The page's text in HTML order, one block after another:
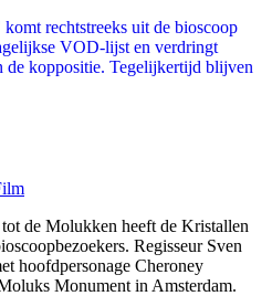
rechtstreeks uit de bioscoop
VOD-lijst en verdringt
koppositie. Tegelijkertijd blijven
tot de Molukken heeft de Kristallen
Regisseur Sven
hoofdpersonage Cheroney
Monument in Amsterdam.